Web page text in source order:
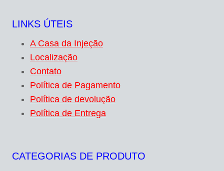
LINKS ÚTEIS
A Casa da Injeção
Localização
Contato
Política de Pagamento
Política de devolução
Política de Entrega
CATEGORIAS DE PRODUTO